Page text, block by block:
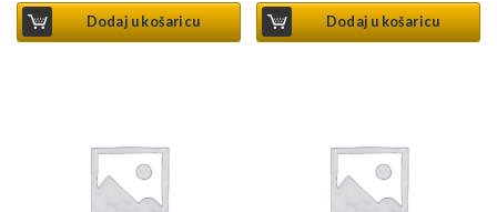
Dodaj u košaricu Dodaj u košaricu